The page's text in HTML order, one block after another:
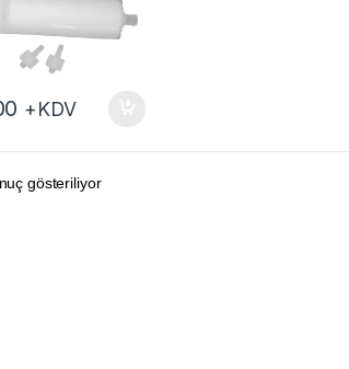
+KDV
gösteriliyor